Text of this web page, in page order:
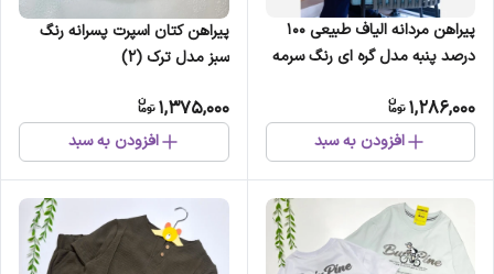
پیراهن مردانه الیاف طبیعی 100
درصد پنبه مدل گره ای رنگ سرمه
1,286,000
افزودن به سبد
پیراهن کتان اسپرت پسرانه رنگ
سبز مدل ترک (2)
1,375,000
افزودن به سبد